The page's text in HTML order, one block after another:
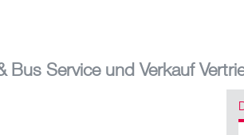
Bus Service und Verkauf